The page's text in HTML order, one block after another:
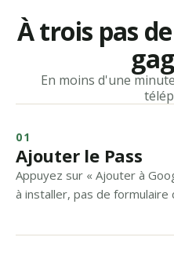
À trois pas de
En moins d'une
01
Ajouter le Pass
Appuyez sur « Ajouter à
à installer, pas de formulaire